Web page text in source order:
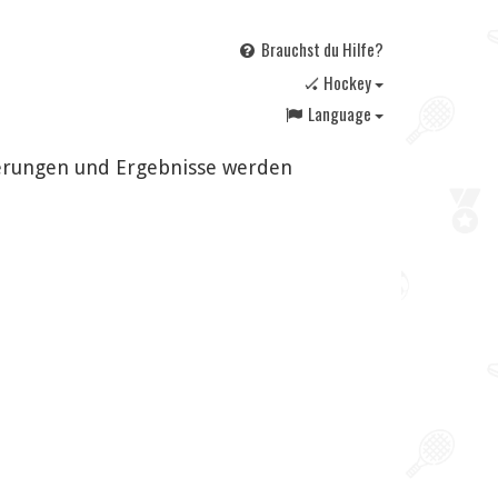
Brauchst du Hilfe?
🏑 Hockey
Language
und Ergebnisse werden